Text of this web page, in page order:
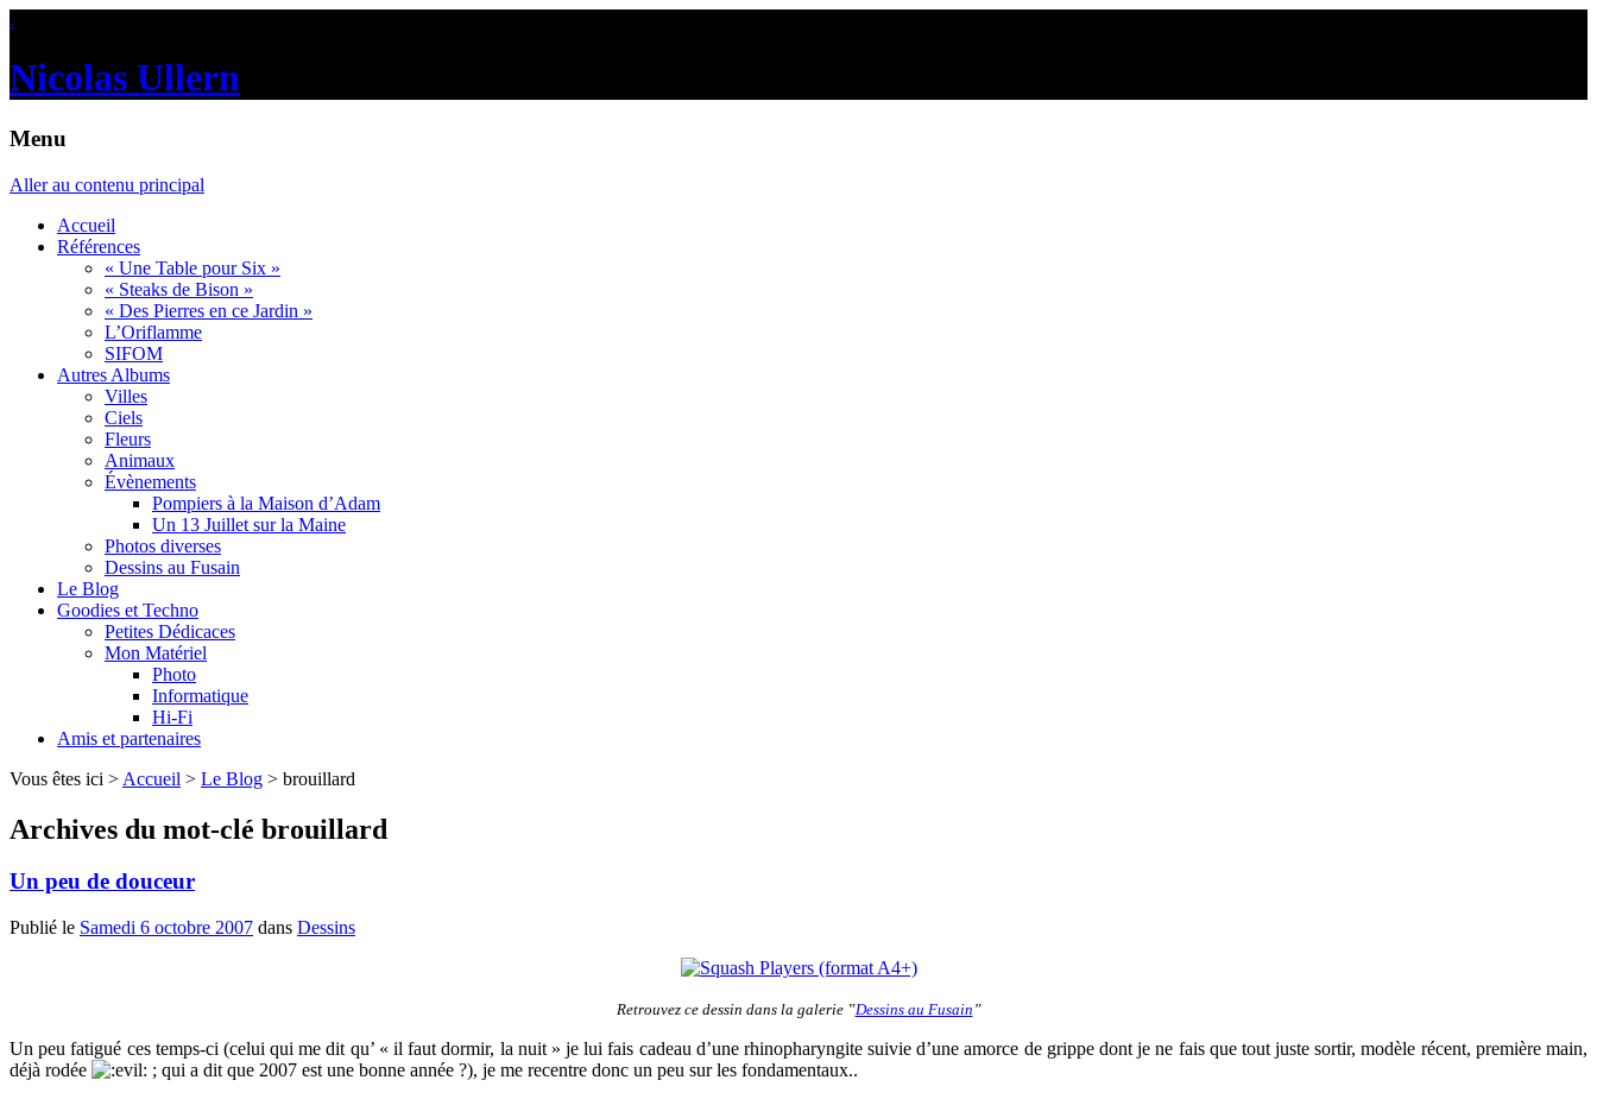
.
Nicolas Ullern
Menu
Aller au contenu principal
Accueil
Références
« Une Table pour Six »
« Steaks de Bison »
« Des Pierres en ce Jardin »
L’Oriflamme
SIFOM
Autres Albums
Villes
Ciels
Fleurs
Animaux
Évènements
Pompiers à la Maison d’Adam
Un 13 Juillet sur la Maine
Photos diverses
Dessins au Fusain
Le Blog
Goodies et Techno
Petites Dédicaces
Mon Matériel
Photo
Informatique
Hi-Fi
Amis et partenaires
Vous êtes ici > Accueil > Le Blog > brouillard
Archives du mot-clé brouillard
Un peu de douceur
Publié le Samedi 6 octobre 2007 dans Dessins
Retrouvez ce dessin dans la galerie ‟Dessins au Fusain ”
Un peu fatigué ces temps-ci (celui qui me dit qu’ « il faut dormir, la nuit » je lui fais cadeau d’une rhinopharyngite suivie d’une amorce de grippe dont je ne fais que tout juste sortir, modèle récent, première main,
déjà rodée
; qui a dit que 2007 est une bonne année ?), je me recentre donc un peu sur les fondamentaux..